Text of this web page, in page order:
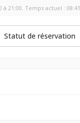
21:00. Temps actuel : 08:41
Statut de réservation